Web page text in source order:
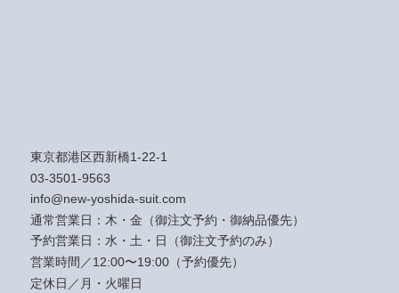
東京都港区西新橋1-22-1
03-3501-9563
info@new-yoshida-suit.com
通常営業日：木・金（御注文予約・御納品優先）
予約営業日：水・土・日（御注文予約のみ）
営業時間／12:00〜19:00（予約優先）
定休日／月・火曜日